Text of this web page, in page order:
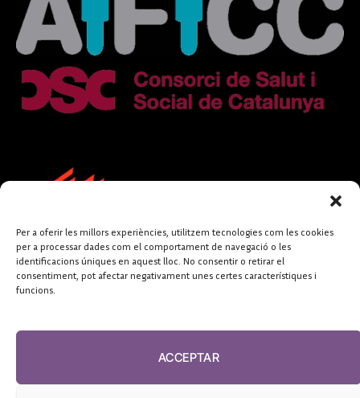
Per a oferir les millors experiències, utilitzem tecnologies com les cookies
per a processar dades com el comportament de navegació o les
identificacions úniques en aquest lloc. No consentir o retirar el
consentiment, pot afectar negativament unes certes característiques i
funcions.
ACCEPTAR
FUNDACIÓ